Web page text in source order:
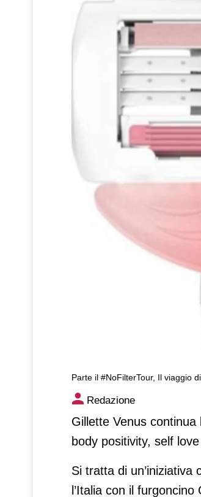
Parte il #NoFilterTour, Il viaggio
Parte il
TikTokers
Redazione
Gillette Venus
body positivity, self
Si tratta di
l’Italia con il